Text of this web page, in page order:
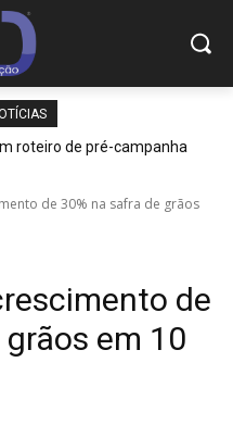
roteiro de pré-campanha
de 30% na safra de grãos
de
em 10